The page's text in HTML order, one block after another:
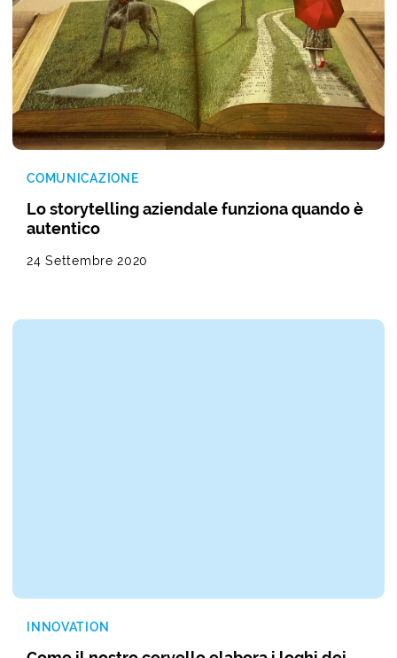
COMUNICAZIONE
Lo storytelling aziendale funziona quando è
autentico
24 Settembre 2020
INNOVATION